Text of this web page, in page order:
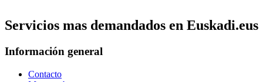
Servicios mas demandados en Euskadi.eus
Información general
Contacto